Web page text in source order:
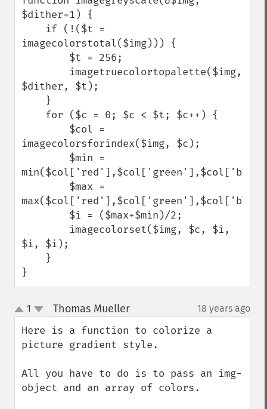
$dither=1) {
imagecolorstotal($img))) {
$dither, $t);
imagecolorsforindex($img, $c);
$i, $i);
}
up
down
1 Thomas Mueller¶ 18 years ago
Here is a function to colorize a
picture gradient style.
All you have to do is to pass an img-
object and an array of colors.